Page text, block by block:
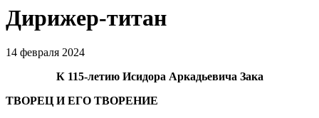
Дирижер-титан
14 февраля 2024
К 115-летию Исидора Аркадьевича Зака
ТВОРЕЦ И ЕГО ТВОРЕНИЕ